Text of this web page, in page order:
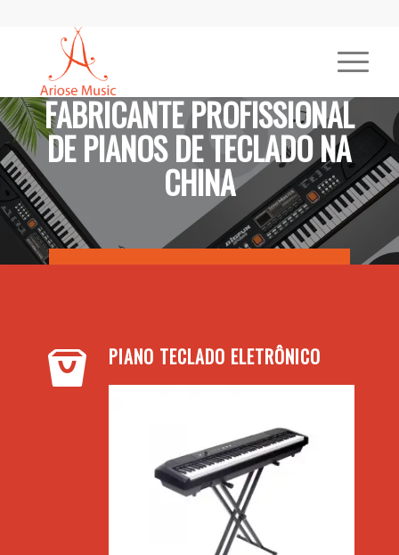
FABRICANTE PROFISSIONAL
DE PIANOS DE TECLADO NA
CHINA
ENTRE EM CONTATO COM A ARIOSEMUSIC AGORA!
PIANO TECLADO ELETRÔNICO